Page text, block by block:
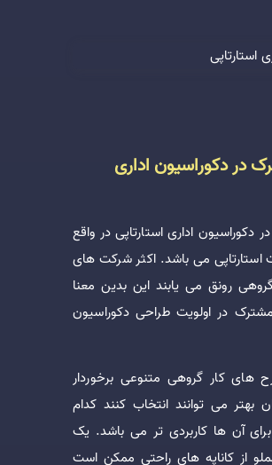
در دکوراسیون اداری
اداری استارتاپی در واقع
می باشد. اکثر شرکت های
گروهی رونق می یابند این بدین معنا
در اولویت طراحی دکوراسیون
های کار گروهی متنوعی برخوردار
بهتر می توانند انتخاب کنند کدام
آن ها کاربردی تر می باشد. یک
از کاناپه های راحتی ممکن است